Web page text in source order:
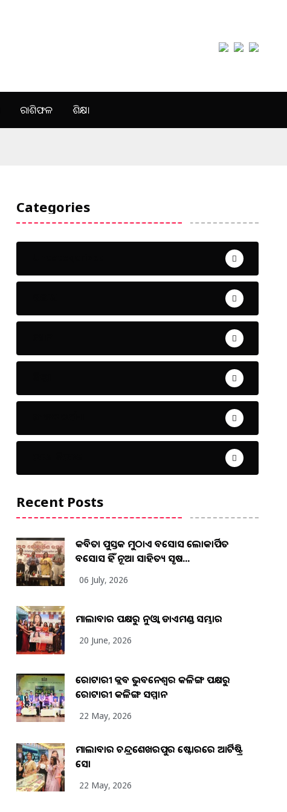
ରାଶିଫଳ ଶିକ୍ଷା
Categories
Recent Posts
କବିତା ପୁସ୍ତକ ମୁଠାଏ ଅବସୋସ ଲୋକାର୍ପିତ
ଅବସୋସ ହିଁ ନୂଆ ସାହିତ୍ୟ ସୃଷ...
06 July, 2026
ମାଲାବାର ପକ୍ଷରୁ ନୁଓ୍ବା ଡାଏମଣ୍ଡ ସମ୍ଭାର
20 June, 2026
ରୋଟାରୀ କ୍ଲବ ଭୁବନେଶ୍ୱର କଳିଙ୍ଗ ପକ୍ଷରୁ
ରୋଟାରୀ କଳିଙ୍ଗ ସମ୍ମାନ
22 May, 2026
ମାଲାବାର ଚନ୍ଦ୍ରଶେଖରପୁର ଷ୍ଟୋରରେ ଆର୍ଟିଷ୍ଟ୍ରି
ସୋ
22 May, 2026